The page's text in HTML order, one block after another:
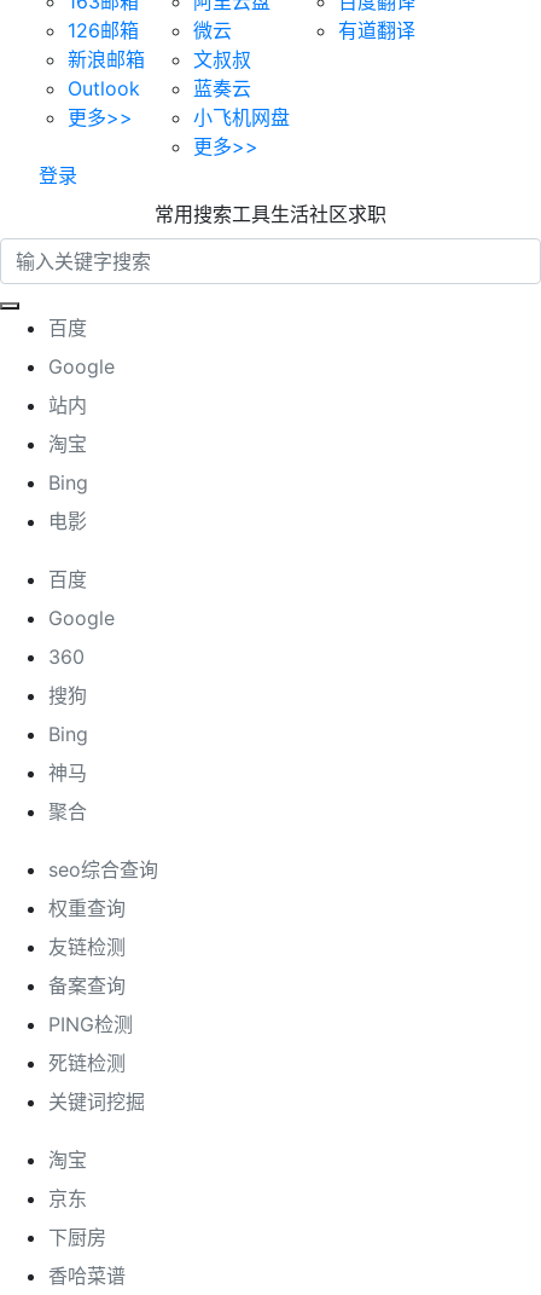
126邮箱
新浪邮箱
Outlook
更多>>
微云
文叔叔
蓝奏云
小飞机网盘
更多>>
有道翻译
登录
常用搜索工具生活社区求职
百度
Google
站内
淘宝
Bing
电影
百度
Google
360
搜狗
Bing
神马
聚合
seo综合查询
权重查询
友链检测
备案查询
PING检测
死链检测
关键词挖掘
淘宝
京东
下厨房
香哈菜谱